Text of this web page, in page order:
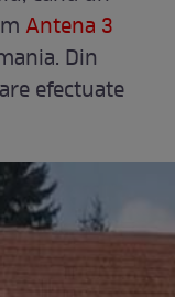
Antena 3
Din
efectuate